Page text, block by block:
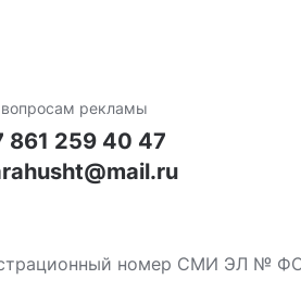
рекламы
861 259 40 47
номер СМИ ЭЛ № ФС